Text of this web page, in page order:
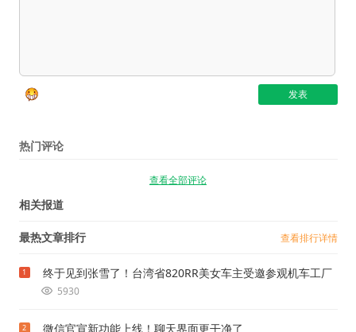
热门评论
查看全部评论
相关报道
最热文章排行 查看排行详情
1 终于见到张雪了！台湾省820RR美女车主受邀参观机车工厂
5930
2 微信官宣新功能上线！聊天界面更干净了